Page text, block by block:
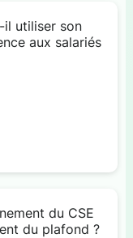
il utiliser son
aux salariés
du CSE
du plafond ?